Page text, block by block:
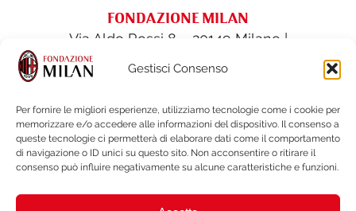
Gestisci Consenso
Per fornire le migliori esperienze, utilizziamo tecnologie come i cookie per
memorizzare e/o accedere alle informazioni del dispositivo. Il consenso a
queste tecnologie ci permetterà di elaborare dati come il comportamento
di navigazione o ID unici su questo sito. Non acconsentire o ritirare il
consenso può influire negativamente su alcune caratteristiche e funzioni.
FONDAZIONE MILAN
Via Aldo Rossi 8 – 20149 Milano |
fondazione@acmilan.com
62284522
PRIVACY POLICY
COOKIE POLICY
BILANCI E DOCUMENTI
NOTE LEGALI e WHISTLEBLOWING